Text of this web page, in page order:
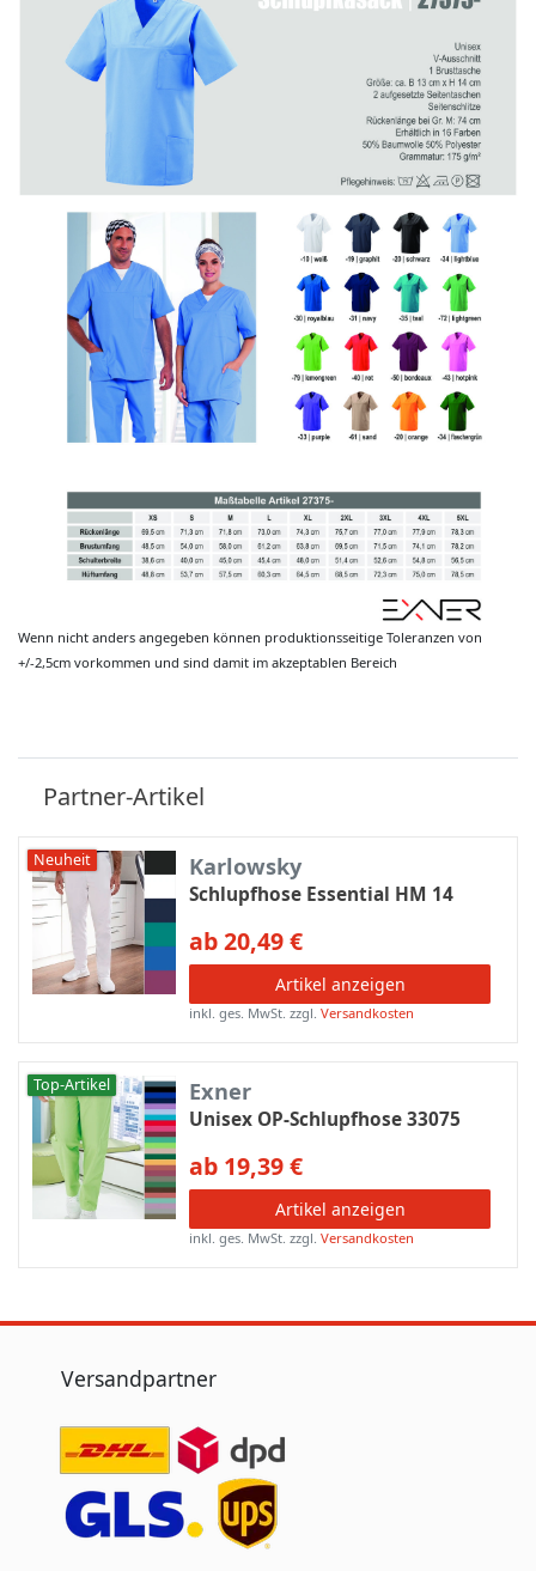
Wenn nicht anders angegeben können produktionsseitige Toleranzen von
+/-2,5cm vorkommen und sind damit im akzeptablen Bereich
Partner-Artikel
Neuheit Karlowsky
Schlupfhose Essential HM 14
ab 20,49 €
Artikel anzeigen
inkl. ges. MwSt. zzgl.Versandkosten
Top-Artikel Exner
Unisex OP-Schlupfhose 33075
ab 19,39 €
Artikel anzeigen
inkl. ges. MwSt. zzgl.Versandkosten
Versandpartner